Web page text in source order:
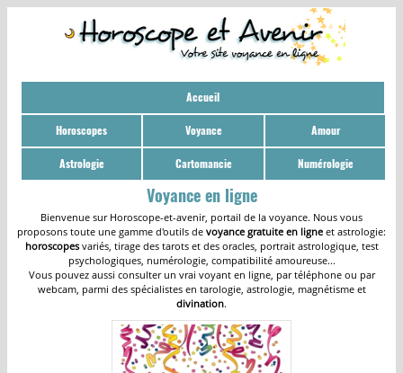
Accueil
Horoscopes Voyance Amour
Astrologie Cartomancie Numérologie
Voyance en ligne
Bienvenue sur Horoscope-et-avenir, portail de la voyance. Nous vous
proposons toute une gamme d'outils de voyance gratuite en ligne et astrologie:
horoscopesvariés, tirage des tarots et des oracles, portrait astrologique, test
psychologiques, numérologie, compatibilité amoureuse...
Vous pouvez aussi consulter un vrai voyant en ligne, par téléphone ou par
webcam, parmi des spécialistes en tarologie, astrologie, magnétisme et
divination.